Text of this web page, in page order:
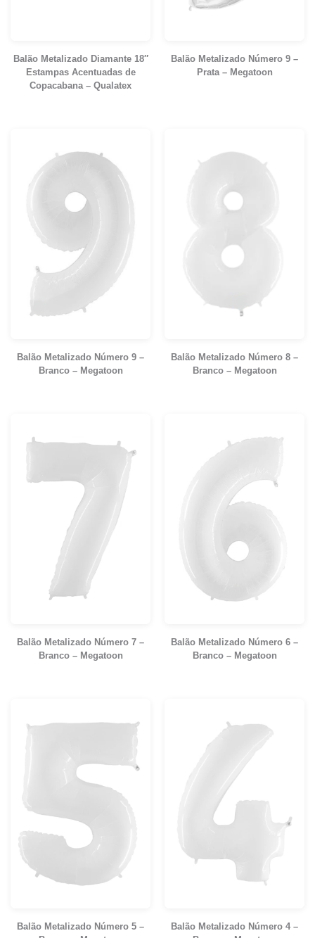
Balão Metalizado Diamante 18″
Estampas Acentuadas de
Copacabana – Qualatex
Balão Metalizado Número 9 –
Prata – Megatoon
Balão Metalizado Número 9 –
Branco – Megatoon
Balão Metalizado Número 8 –
Branco – Megatoon
Balão Metalizado Número 7 –
Branco – Megatoon
Balão Metalizado Número 6 –
Branco – Megatoon
Balão Metalizado Número 5 –
Balão Metalizado Número 4 –